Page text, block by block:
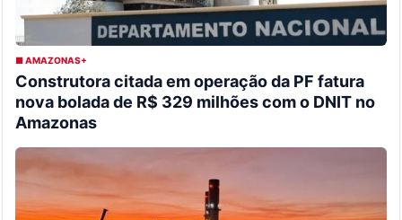
■ AMAZONAS+
Construtora citada em operação da PF fatura
nova bolada de R$ 329 milhões com o DNIT no
Amazonas